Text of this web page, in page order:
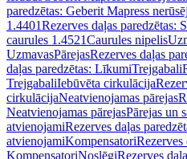
paredzētas: Geberit Mapress
1.4401Rezerves daļas paredzētas:
caurules 1.4521Caurules nipelis
UzmavasPārejasRezerves daļas
daļas paredzētas: LīkumiTrejgabali
TrejgabaliIebūvēta cirkulācija
cirkulācijaNeatvienojamas pārejas
Neatvienojamas pārejasPārejas un
atvienojamiRezerves daļas
atvienojamiKompensatoriRezerves
KompensatoriNoslēgiRezerves